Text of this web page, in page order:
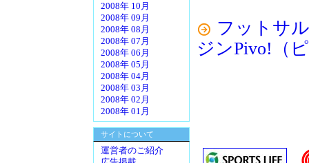
2008年 10月
2008年 09月
2008年 08月
2008年 07月
2008年 06月
2008年 05月
2008年 04月
2008年 03月
2008年 02月
2008年 01月
サイトについて
運営者のご紹介
フットサ
ジンPivo!（